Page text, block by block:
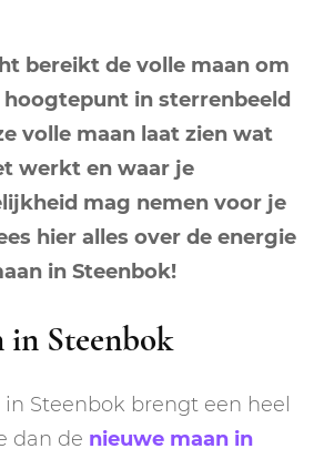
bereikt de volle maan om
hoogtepunt in sterrenbeeld
volle maan laat zien wat
werkt en waar je
mag nemen voor je
hier alles over de energie
in Steenbok!
in Steenbok
Steenbok brengt een heel
dan de nieuwe maan in